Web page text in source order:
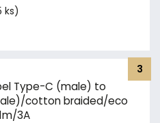
ks)
Type-C (male) to
cotton braided/eco
3A